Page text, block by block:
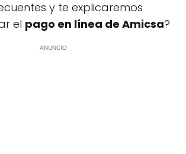
y te explicaremos
el pago en línea de Amicsa?
ANUNCIO